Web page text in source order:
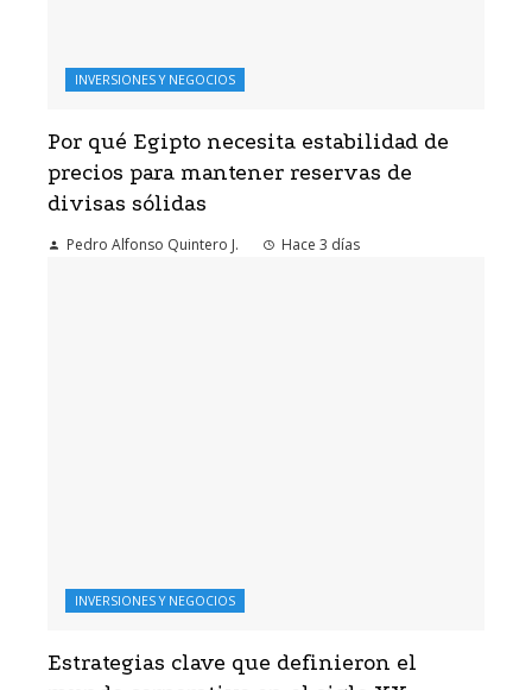
INVERSIONES Y NEGOCIOS
Por qué Egipto necesita estabilidad de
precios para mantener reservas de
divisas sólidas
Pedro Alfonso Quintero J. Hace 3 días
INVERSIONES Y NEGOCIOS
Estrategias clave que definieron el